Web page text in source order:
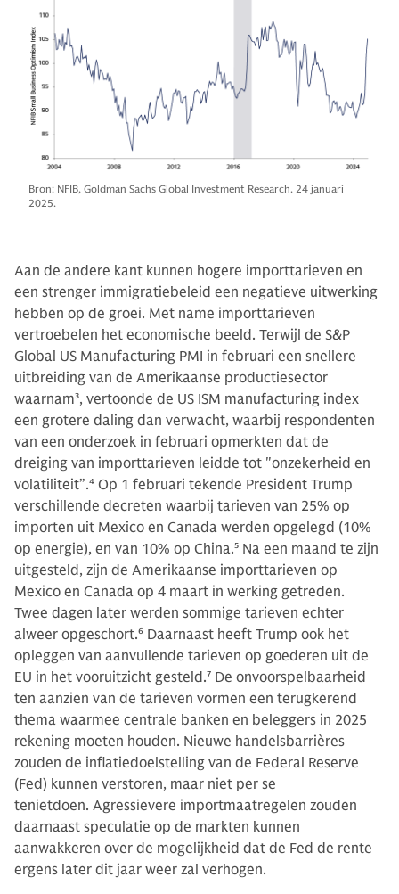
Bron: NFIB, Goldman Sachs Global Investment Research. 24 januari
2025.
Aan de andere kant kunnen hogere importtarieven en
een strenger immigratiebeleid een negatieve uitwerking
hebben op de groei. Met name importtarieven
vertroebelen het economische beeld. Terwijl de S&P
Global US Manufacturing PMI in februari een snellere
uitbreiding van de Amerikaanse productiesector
waarnam3, vertoonde de US ISM manufacturing index
een grotere daling dan verwacht, waarbij respondenten
van een onderzoek in februari opmerkten dat de
dreiging van importtarieven leidde tot "onzekerheid en
volatiliteit”.4 Op 1 februari tekende President Trump
verschillende decreten waarbij tarieven van 25% op
importen uit Mexico en Canada werden opgelegd (10%
op energie), en van 10% op China.5 Na een maand te zijn
uitgesteld, zijn de Amerikaanse importtarieven op
Mexico en Canada op 4 maart in werking getreden.
Twee dagen later werden sommige tarieven echter
alweer opgeschort.6 Daarnaast heeft Trump ook het
opleggen van aanvullende tarieven op goederen uit de
EU in het vooruitzicht gesteld.7 De onvoorspelbaarheid
ten aanzien van de tarieven vormen een terugkerend
thema waarmee centrale banken en beleggers in 2025
rekening moeten houden. Nieuwe handelsbarrières
zouden de inflatiedoelstelling van de Federal Reserve
(Fed) kunnen verstoren, maar niet per se
tenietdoen. Agressievere importmaatregelen zouden
daarnaast speculatie op de markten kunnen
aanwakkeren over de mogelijkheid dat de Fed de rente
ergens later dit jaar weer zal verhogen.